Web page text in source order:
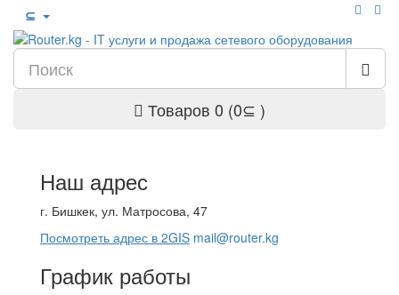
⊆
Товаров 0 (0⊆ )
Наш адрес
г. Бишкек, ул. Матросова, 47
Посмотреть адрес в 2GIS mail@router.kg
График работы